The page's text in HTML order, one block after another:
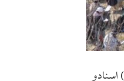
اسنادو